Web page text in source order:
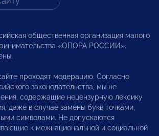
общественная организация малого
«ОПОРА РОССИИ».
проходят модерацию. Согласно
законодательства, мы не
содержащие нецензурную лексику
даже в случае замены букв точками,
символами. Не допускаются
к межнациональной и социальной